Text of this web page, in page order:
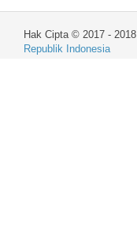
Hak Cipta © 2017 - 2018
Republik Indonesia